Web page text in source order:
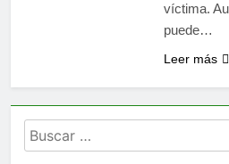
víctima.
puede…
Leer más
Buscar: